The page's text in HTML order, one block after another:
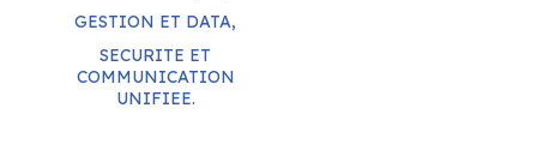
GESTION ET DATA,
SECURITE ET
COMMUNICATION
UNIFIEE.